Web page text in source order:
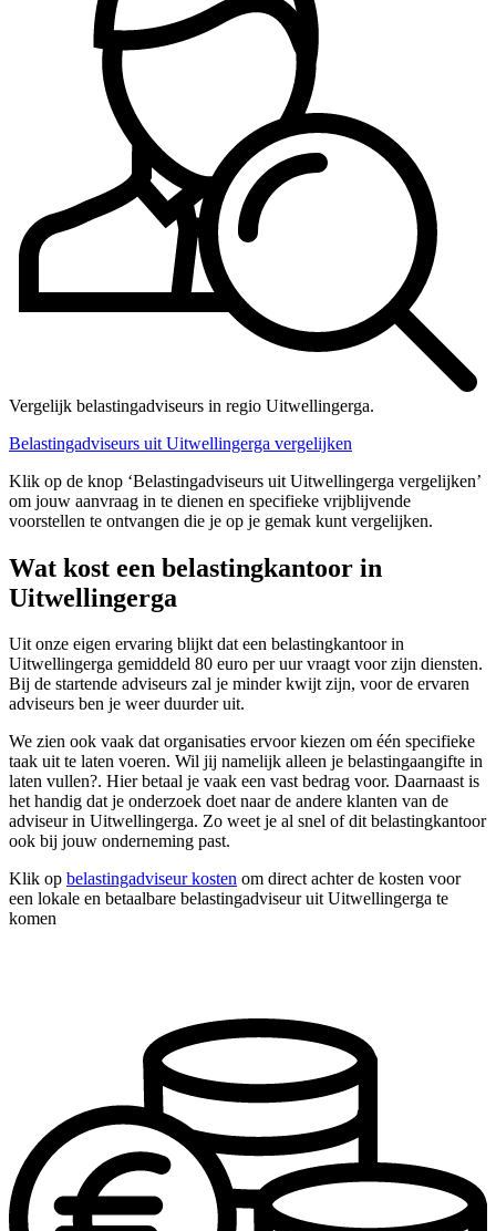
Vergelijk belastingadviseurs in regio Uitwellingerga.
Belastingadviseurs uit Uitwellingerga vergelijken
Klik op de knop ‘Belastingadviseurs uit Uitwellingerga vergelijken’
om jouw aanvraag in te dienen en specifieke vrijblijvende
voorstellen te ontvangen die je op je gemak kunt vergelijken.
Wat kost een belastingkantoor in
Uitwellingerga
Uit onze eigen ervaring blijkt dat een belastingkantoor in
Uitwellingerga gemiddeld 80 euro per uur vraagt voor zijn diensten.
Bij de startende adviseurs zal je minder kwijt zijn, voor de ervaren
adviseurs ben je weer duurder uit.
We zien ook vaak dat organisaties ervoor kiezen om één specifieke
taak uit te laten voeren. Wil jij namelijk alleen je belastingaangifte in
laten vullen?. Hier betaal je vaak een vast bedrag voor. Daarnaast is
het handig dat je onderzoek doet naar de andere klanten van de
adviseur in Uitwellingerga. Zo weet je al snel of dit belastingkantoor
ook bij jouw onderneming past.
Klik op belastingadviseur kosten om direct achter de kosten voor
een lokale en betaalbare belastingadviseur uit Uitwellingerga te
komen